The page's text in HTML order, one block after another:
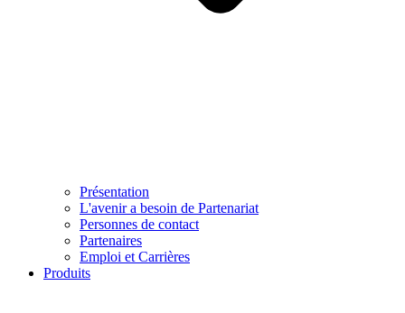
Présentation
L'avenir a besoin de Partenariat
Personnes de contact
Partenaires
Emploi et Carrières
Produits